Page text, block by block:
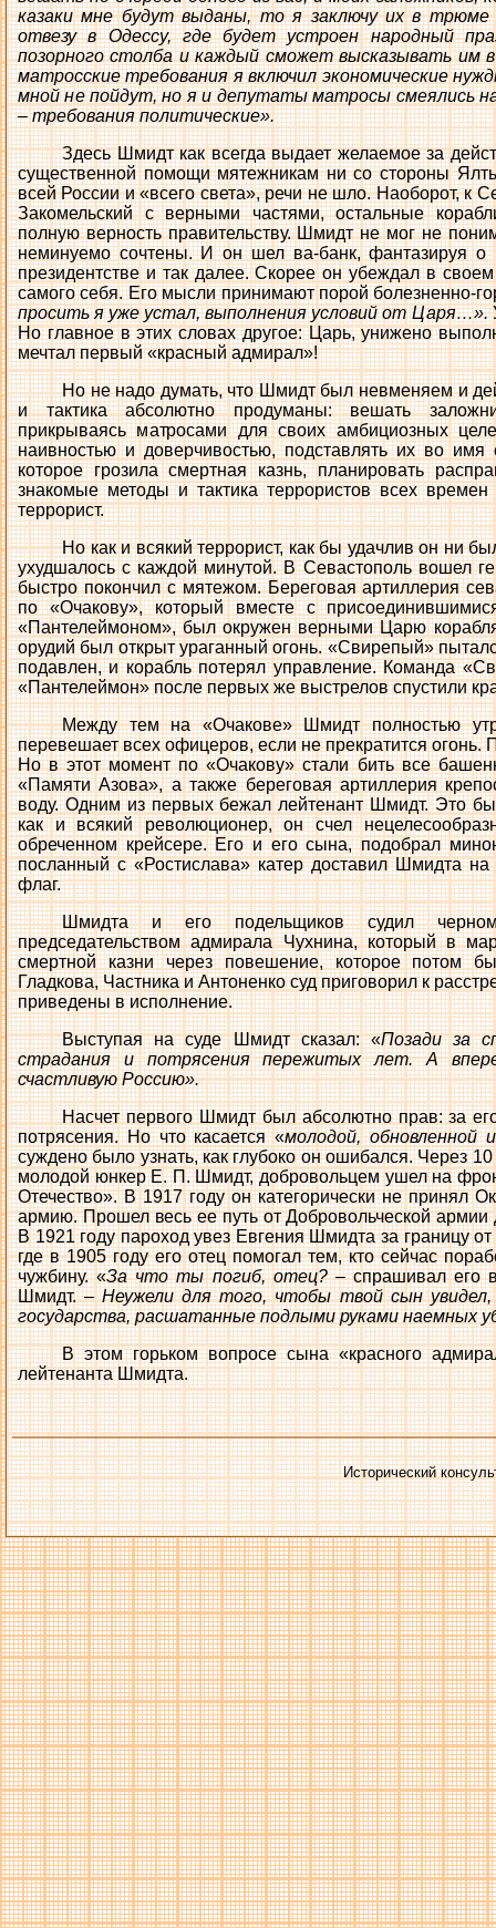
казаки мне будут выданы, то я заключу их в
отвезу в Одессу, где будет устроен народный
позорного столба и каждый сможет высказывать им
матросские требования я включил экономические
мной не пойдут, но я и депутаты матросы смеялись
– требования политические».
Здесь Шмидт как всегда выдает желаемое за
существенной помощи мятежникам ни со стороны
всей России и «всего света», речи не шло. Наоборот, к
Закомельский с верными частями, остальные
полную верность правительству. Шмидт не мог не
неминуемо сочтены. И он шел ва-банк, фантазируя о
президентстве и так далее. Скорее он убеждал в
самого себя. Его мысли принимают порой болезненно-
просить я уже устал, выполнения условий от Царя…».
Но главное в этих словах другое: Царь, унижено
мечтал первый «красный адмирал»!
Но не надо думать, что Шмидт был невменяем и
и тактика абсолютно продуманы: вешать
прикрываясь матросами для своих амбициозных
наивностью и доверчивостью, подставлять их во
которое грозила смертная казнь, планировать
знакомые методы и тактика террористов всех
террорист.
Но как и всякий террорист, как бы удачлив он ни
ухудшалось с каждой минутой. В Севастополь вошел
быстро покончил с мятежом. Береговая артиллерия
по «Очакову», который вместе с
«Пантелеймоном», был окружен верными Царю
орудий был открыт ураганный огонь. «Свирепый»
подавлен, и корабль потерял управление. Команда
«Пантелеймон» после первых же выстрелов спустили
Между тем на «Очакове» Шмидт полностью
перевешает всех офицеров, если не прекратится огонь.
Но в этот момент по «Очакову» стали бить все
«Памяти Азова», а также береговая артиллерия
воду. Одним из первых бежал лейтенант Шмидт. Это
как и всякий революционер, он счел
обреченном крейсере. Его и его сына, подобрал
посланный с «Ростислава» катер доставил Шмидта
флаг.
Шмидта и его подельщиков судил
председательством адмирала Чухнина, который в
смертной казни через повешение, которое потом
Гладкова, Частника и Антоненко суд приговорил к
приведены в исполнение.
Выступая на суде Шмидт сказал: «Позади за
страдания и потрясения пережитых лет. А
счастливую Россию».
Насчет первого Шмидт был абсолютно прав: за
потрясения. Но что касается «молодой, обновленной
суждено было узнать, как глубоко он ошибался. Через
молодой юнкер Е. П. Шмидт, добровольцем ушел на
Отечество». В 1917 году он категорически не принял
армию. Прошел весь ее путь от Добровольческой
В 1921 году пароход увез Евгения Шмидта за границу от
где в 1905 году его отец помогал тем, кто сейчас
чужбину. «За что ты погиб, отец?– спрашивал его в
Шмидт. –Неужели для того, чтобы твой сын
государства, расшатанные подлыми руками наемных
В этом горьком вопросе сына «красного
лейтенанта Шмидта.
Исторический